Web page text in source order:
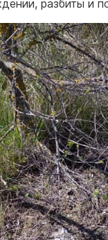
разбиты и